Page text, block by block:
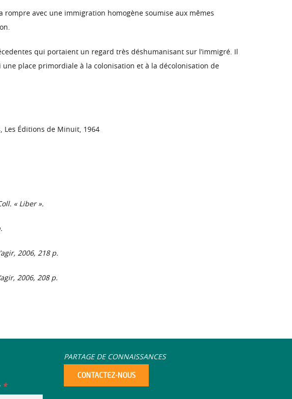
avec une immigration homogène soumise aux mêmes
qui portaient un regard très déshumanisant sur l’immigré. Il
place primordiale à la colonisation et à la décolonisation de
Les Éditions de Minuit, 1964
« Liber ».
2006, 218 p.
2006, 208 p.
*
PARTAGE DE CONNAISSANCES
CONTACTEZ-NOUS